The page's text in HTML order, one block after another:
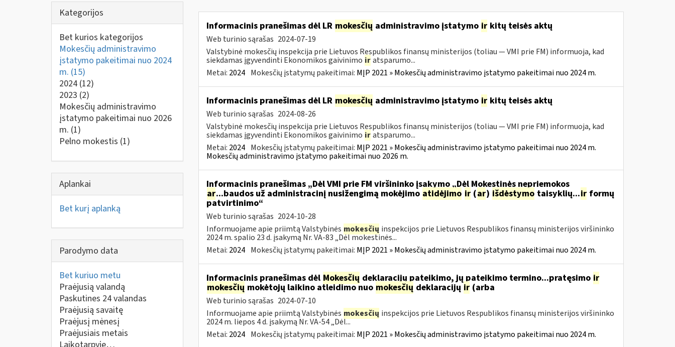
Kategorijos
Bet kurios kategorijos
Mokesčių administravimo
įstatymo pakeitimai nuo 2024
m. (15)
2024 (12)
2023 (2)
Mokesčių administravimo
įstatymo pakeitimai nuo 2026
m. (1)
Pelno mokestis (1)
Aplankai
Bet kurį aplanką
Parodymo data
Bet kuriuo metu
Praėjusią valandą
Paskutines 24 valandas
Praėjusią savaitę
Praėjusį mėnesį
Praėjusiais metais
Informacinis pranešimas dėl LR mokesčių administravimo įstatymo irkitų teisės aktų
Web turinio sąrašas 2024-07-19
Valstybinė mokesčių inspekcija prie Lietuvos Respublikos finansų ministerijos (toliau — VMI prie FM) informuoja, kad
siekdamas įgyvendinti Ekonomikos gaivinimo ir atsparumo...
Metai: 2024 Mokesčių įstatymų pakeitimai: MĮP 2021 » Mokesčių administravimo įstatymo pakeitimai nuo 2024 m.
Informacinis pranešimas dėl LR mokesčių administravimo įstatymo irkitų teisės aktų
Web turinio sąrašas 2024-08-26
Valstybinė mokesčių inspekcija prie Lietuvos Respublikos finansų ministerijos (toliau — VMI prie FM) informuoja, kad
siekdamas įgyvendinti Ekonomikos gaivinimo ir atsparumo...
Metai: 2024 Mokesčių įstatymų pakeitimai: MĮP 2021 » Mokesčių administravimo įstatymo pakeitimai nuo 2024 m.
Mokesčių administravimo įstatymo pakeitimai nuo 2026 m.
Informacinis pranešimas „Dėl VMI prie FM viršininko įsakymo „Dėl Mokestinės nepriemokos
ar...baudos už administracinį nusižengimą mokėjimo atidėjimo ir(ar) išdėstymo taisyklių...irformų
patvirtinimo“
Web turinio sąrašas 2024-10-28
Informuojame apie priimtą Valstybinės mokesčių inspekcijos prie Lietuvos Respublikos finansų ministerijos viršininko
2024 m. spalio 23 d. įsakymą Nr. VA-83 „Dėl mokestinės...
Metai: 2024 Mokesčių įstatymų pakeitimai: MĮP 2021 » Mokesčių administravimo įstatymo pakeitimai nuo 2024 m.
Informacinis pranešimas dėl Mokesčių deklaracijų pateikimo, jų pateikimo termino...pratęsimo ir
mokesčių mokėtojų laikino atleidimo nuo mokesčių deklaracijų ir(arba
Web turinio sąrašas 2024-07-10
Informuojame apie priimtą Valstybinės mokesčių inspekcijos prie Lietuvos Respublikos finansų ministerijos viršininko
2024 m. liepos 4 d. įsakymą Nr. VA-54 „Dėl...
Metai: 2024 Mokesčių įstatymų pakeitimai: MĮP 2021 » Mokesčių administravimo įstatymo pakeitimai nuo 2024 m.